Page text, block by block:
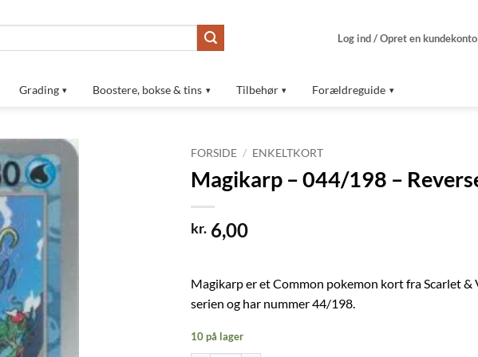
Log ind / Opret en kundekonto
Grading Boostere, bokse & tins Tilbehør Forældreguide
Tilføj til
ønskeliste
FORSIDE / ENKELTKORT
Magikarp – 044/198 –
kr. 6,00
Magikarp er et Common pokemon kort fra Scarlet &
serien og har nummer 44/198.
10 på lager